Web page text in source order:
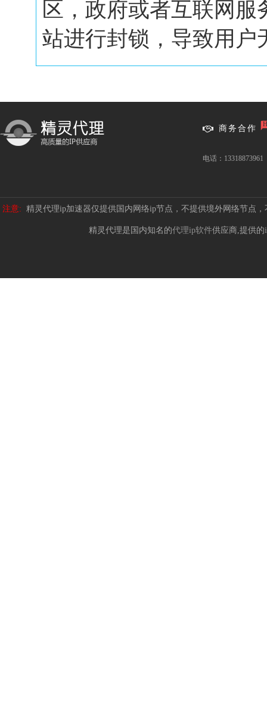
区，政府或者互联网
站进行封锁，导致用户
商务合作
电话：13318873961
注意: 精灵代理ip加速器仅提供国内网络ip节点，不提供境外网络节点
精灵代理是国内知名的代理ip软件供应商,提供的